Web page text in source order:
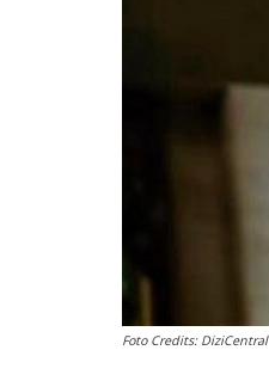
Foto Credits: DiziCentral